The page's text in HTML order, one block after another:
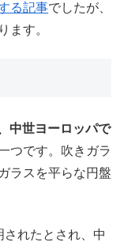
る記事でしたが、
ます。
中世ヨーロッパで
つです。吹きガラ
ラスを平らな円盤
れたとされ、中